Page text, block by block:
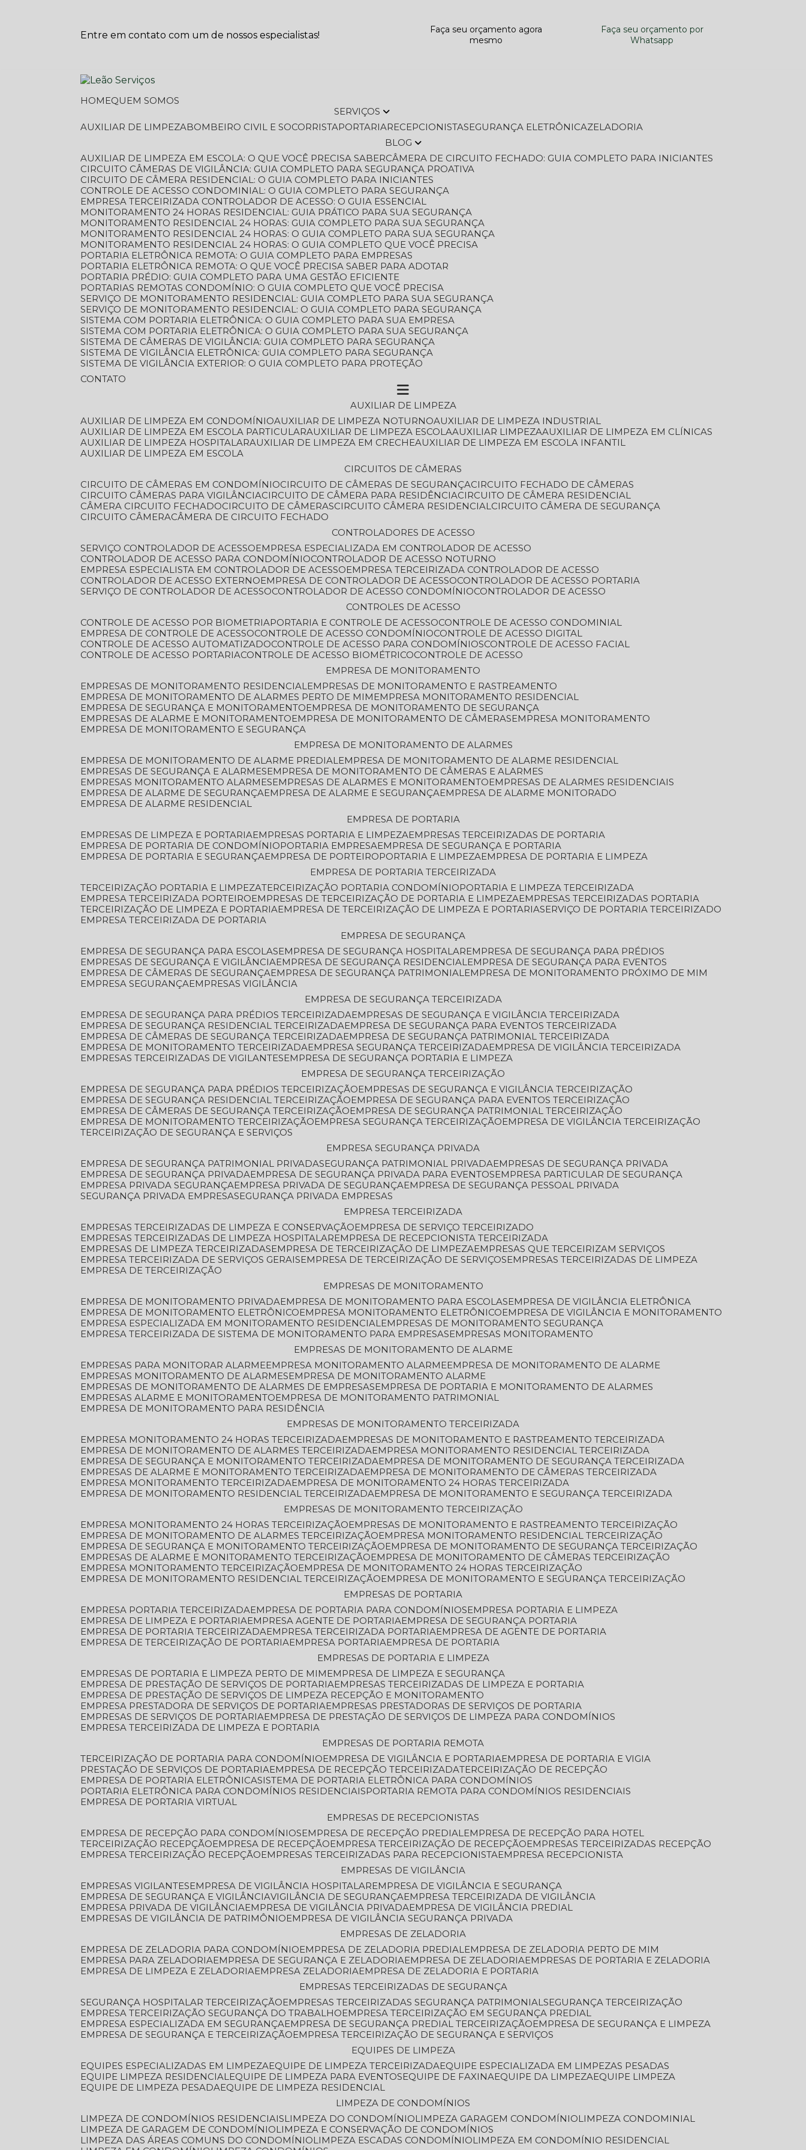
Entre em contato com um de nossos especialistas!
Faça seu orçamento agora
mesmo
Faça seu orçamento por
Whatsapp
HOME
QUEM SOMOS
SERVIÇOS
AUXILIAR DE LIMPEZA
BOMBEIRO CIVIL E SOCORRISTA PORTARIA RECEPCIONISTA SEGURANÇA ELETRÔNICA
ZELADORIA
BLOG
AUXILIAR DE LIMPEZA EM ESCOLA: O QUE VOCÊ PRECISA SABER
CÂMERA DE CIRCUITO FECHADO: GUIA COMPLETO PARA INICIANTES
CIRCUITO CÂMERAS DE VIGILÂNCIA: GUIA COMPLETO PARA SEGURANÇA PROATIVA
CIRCUITO DE CÂMERA RESIDENCIAL: O GUIA COMPLETO PARA INICIANTES
CONTROLE DE ACESSO CONDOMINIAL: O GUIA COMPLETO PARA SEGURANÇA
EMPRESA TERCEIRIZADA CONTROLADOR DE ACESSO: O GUIA ESSENCIAL
MONITORAMENTO 24 HORAS RESIDENCIAL: GUIA PRÁTICO PARA SUA SEGURANÇA
MONITORAMENTO RESIDENCIAL 24 HORAS: GUIA COMPLETO PARA SUA SEGURANÇA
MONITORAMENTO RESIDENCIAL 24 HORAS: O GUIA COMPLETO PARA SUA SEGURANÇA
MONITORAMENTO RESIDENCIAL 24 HORAS: O GUIA COMPLETO QUE VOCÊ PRECISA
PORTARIA ELETRÔNICA REMOTA: O GUIA COMPLETO PARA EMPRESAS
PORTARIA ELETRÔNICA REMOTA: O QUE VOCÊ PRECISA SABER PARA ADOTAR
PORTARIA PRÉDIO: GUIA COMPLETO PARA UMA GESTÃO EFICIENTE
PORTARIAS REMOTAS CONDOMÍNIO: O GUIA COMPLETO QUE VOCÊ PRECISA
SERVIÇO DE MONITORAMENTO RESIDENCIAL: GUIA COMPLETO PARA SUA SEGURANÇA
SERVIÇO DE MONITORAMENTO RESIDENCIAL: O GUIA COMPLETO PARA SEGURANÇA
SISTEMA COM PORTARIA ELETRÔNICA: O GUIA COMPLETO PARA SUA EMPRESA
SISTEMA COM PORTARIA ELETRÔNICA: O GUIA COMPLETO PARA SUA SEGURANÇA
SISTEMA DE CÂMERAS DE VIGILÂNCIA: GUIA COMPLETO PARA SEGURANÇA
SISTEMA DE VIGILÂNCIA ELETRÔNICA: GUIA COMPLETO PARA SEGURANÇA
SISTEMA DE VIGILÂNCIA EXTERIOR: O GUIA COMPLETO PARA PROTEÇÃO
CONTATO
AUXILIAR DE LIMPEZA
AUXILIAR DE LIMPEZA EM CONDOMÍNIO
AUXILIAR DE LIMPEZA NOTURNO
AUXILIAR DE LIMPEZA INDUSTRIAL
AUXILIAR DE LIMPEZA EM ESCOLA PARTICULAR
AUXILIAR DE LIMPEZA ESCOLA AUXILIAR LIMPEZA
AUXILIAR DE LIMPEZA EM CLÍNICAS
AUXILIAR DE LIMPEZA HOSPITALAR
AUXILIAR DE LIMPEZA EM CRECHE
AUXILIAR DE LIMPEZA EM ESCOLA INFANTIL
AUXILIAR DE LIMPEZA EM ESCOLA
CIRCUITOS DE CÂMERAS
CIRCUITO DE CÂMERAS EM CONDOMÍNIO
CIRCUITO DE CÂMERAS DE SEGURANÇA
CIRCUITO FECHADO DE CÂMERAS
CIRCUITO CÂMERAS PARA VIGILÂNCIA
CIRCUITO DE CÂMERA PARA RESIDÊNCIA
CIRCUITO DE CÂMERA RESIDENCIAL
CÂMERA CIRCUITO FECHADO
CIRCUITO DE CÂMERAS CIRCUITO CÂMERA RESIDENCIAL
CIRCUITO CÂMERA DE SEGURANÇA
CIRCUITO CÂMERA
CÂMERA DE CIRCUITO FECHADO
CONTROLADORES DE ACESSO
SERVIÇO CONTROLADOR DE ACESSO
EMPRESA ESPECIALIZADA EM CONTROLADOR DE ACESSO
CONTROLADOR DE ACESSO PARA CONDOMÍNIO
CONTROLADOR DE ACESSO NOTURNO
EMPRESA ESPECIALISTA EM CONTROLADOR DE ACESSO
EMPRESA TERCEIRIZADA CONTROLADOR DE ACESSO
CONTROLADOR DE ACESSO EXTERNO
EMPRESA DE CONTROLADOR DE ACESSO
CONTROLADOR DE ACESSO PORTARIA
SERVIÇO DE CONTROLADOR DE ACESSO
CONTROLADOR DE ACESSO CONDOMÍNIO
CONTROLADOR DE ACESSO
CONTROLES DE ACESSO
CONTROLE DE ACESSO POR BIOMETRIA
PORTARIA E CONTROLE DE ACESSO
CONTROLE DE ACESSO CONDOMINIAL
EMPRESA DE CONTROLE DE ACESSO
CONTROLE DE ACESSO CONDOMÍNIO
CONTROLE DE ACESSO DIGITAL
CONTROLE DE ACESSO AUTOMATIZADO
CONTROLE DE ACESSO PARA CONDOMÍNIOS
CONTROLE DE ACESSO FACIAL
CONTROLE DE ACESSO PORTARIA CONTROLE DE ACESSO BIOMÉTRICO
CONTROLE DE ACESSO
EMPRESA DE MONITORAMENTO
EMPRESAS DE MONITORAMENTO RESIDENCIAL
EMPRESAS DE MONITORAMENTO E RASTREAMENTO
EMPRESA DE MONITORAMENTO DE ALARMES PERTO DE MIM
EMPRESA MONITORAMENTO RESIDENCIAL
EMPRESA DE SEGURANÇA E MONITORAMENTO
EMPRESA DE MONITORAMENTO DE SEGURANÇA
EMPRESAS DE ALARME E MONITORAMENTO
EMPRESA DE MONITORAMENTO DE CÂMERAS
EMPRESA MONITORAMENTO
EMPRESA DE MONITORAMENTO E SEGURANÇA
EMPRESA DE MONITORAMENTO DE ALARMES
EMPRESA DE MONITORAMENTO DE ALARME PREDIAL
EMPRESA DE MONITORAMENTO DE ALARME RESIDENCIAL
EMPRESAS DE SEGURANÇA E ALARMES
EMPRESA DE MONITORAMENTO DE CÂMERAS E ALARMES
EMPRESAS MONITORAMENTO ALARMES
EMPRESAS DE ALARMES E MONITORAMENTO
EMPRESAS DE ALARMES RESIDENCIAIS
EMPRESA DE ALARME DE SEGURANÇA
EMPRESA DE ALARME E SEGURANÇA
EMPRESA DE ALARME MONITORADO
EMPRESA DE ALARME RESIDENCIAL
EMPRESA DE PORTARIA
EMPRESAS DE LIMPEZA E PORTARIA
EMPRESAS PORTARIA E LIMPEZA
EMPRESAS TERCEIRIZADAS DE PORTARIA
EMPRESA DE PORTARIA DE CONDOMÍNIO
PORTARIA EMPRESA
EMPRESA DE SEGURANÇA E PORTARIA
EMPRESA DE PORTARIA E SEGURANÇA
EMPRESA DE PORTEIRO PORTARIA E LIMPEZA
EMPRESA DE PORTARIA E LIMPEZA
EMPRESA DE PORTARIA TERCEIRIZADA
TERCEIRIZAÇÃO PORTARIA E LIMPEZA TERCEIRIZAÇÃO PORTARIA CONDOMÍNIO
PORTARIA E LIMPEZA TERCEIRIZADA
EMPRESA TERCEIRIZADA PORTEIRO
EMPRESAS DE TERCEIRIZAÇÃO DE PORTARIA E LIMPEZA
EMPRESAS TERCEIRIZADAS PORTARIA
TERCEIRIZAÇÃO DE LIMPEZA E PORTARIA
EMPRESA DE TERCEIRIZAÇÃO DE LIMPEZA E PORTARIA SERVIÇO DE PORTARIA TERCEIRIZADO
EMPRESA TERCEIRIZADA DE PORTARIA
EMPRESA DE SEGURANÇA
EMPRESA DE SEGURANÇA PARA ESCOLAS
EMPRESA DE SEGURANÇA HOSPITALAR
EMPRESA DE SEGURANÇA PARA PRÉDIOS
EMPRESAS DE SEGURANÇA E VIGILÂNCIA
EMPRESA DE SEGURANÇA RESIDENCIAL
EMPRESA DE SEGURANÇA PARA EVENTOS
EMPRESA DE CÂMERAS DE SEGURANÇA
EMPRESA DE SEGURANÇA PATRIMONIAL
EMPRESA DE MONITORAMENTO PRÓXIMO DE MIM
EMPRESA SEGURANÇA
EMPRESAS VIGILÂNCIA
EMPRESA DE SEGURANÇA TERCEIRIZADA
EMPRESA DE SEGURANÇA PARA PRÉDIOS TERCEIRIZADA
EMPRESAS DE SEGURANÇA E VIGILÂNCIA TERCEIRIZADA
EMPRESA DE SEGURANÇA RESIDENCIAL TERCEIRIZADA
EMPRESA DE SEGURANÇA PARA EVENTOS TERCEIRIZADA
EMPRESA DE CÂMERAS DE SEGURANÇA TERCEIRIZADA
EMPRESA DE SEGURANÇA PATRIMONIAL TERCEIRIZADA
EMPRESA DE MONITORAMENTO TERCEIRIZADA
EMPRESA SEGURANÇA TERCEIRIZADA
EMPRESA DE VIGILÂNCIA TERCEIRIZADA
EMPRESAS TERCEIRIZADAS DE VIGILANTES
EMPRESA DE SEGURANÇA PORTARIA E LIMPEZA
EMPRESA DE SEGURANÇA TERCEIRIZAÇÃO
EMPRESA DE SEGURANÇA PARA PRÉDIOS TERCEIRIZAÇÃO
EMPRESAS DE SEGURANÇA E VIGILÂNCIA TERCEIRIZAÇÃO
EMPRESA DE SEGURANÇA RESIDENCIAL TERCEIRIZAÇÃO
EMPRESA DE SEGURANÇA PARA EVENTOS TERCEIRIZAÇÃO
EMPRESA DE CÂMERAS DE SEGURANÇA TERCEIRIZAÇÃO
EMPRESA DE SEGURANÇA PATRIMONIAL TERCEIRIZAÇÃO
EMPRESA DE MONITORAMENTO TERCEIRIZAÇÃO
EMPRESA SEGURANÇA TERCEIRIZAÇÃO
EMPRESA DE VIGILÂNCIA TERCEIRIZAÇÃO
TERCEIRIZAÇÃO DE SEGURANÇA E SERVIÇOS
EMPRESA SEGURANÇA PRIVADA
EMPRESA DE SEGURANÇA PATRIMONIAL PRIVADA SEGURANÇA PATRIMONIAL PRIVADA
EMPRESAS DE SEGURANÇA PRIVADA
EMPRESA DE SEGURANÇA PRIVADA
EMPRESA DE SEGURANÇA PRIVADA PARA EVENTOS
EMPRESA PARTICULAR DE SEGURANÇA
EMPRESA PRIVADA SEGURANÇA
EMPRESA PRIVADA DE SEGURANÇA
EMPRESA DE SEGURANÇA PESSOAL PRIVADA
SEGURANÇA PRIVADA EMPRESA SEGURANÇA PRIVADA EMPRESAS
EMPRESA TERCEIRIZADA
EMPRESAS TERCEIRIZADAS DE LIMPEZA E CONSERVAÇÃO
EMPRESA DE SERVIÇO TERCEIRIZADO
EMPRESAS TERCEIRIZADAS DE LIMPEZA HOSPITALAR
EMPRESA DE RECEPCIONISTA TERCEIRIZADA
EMPRESAS DE LIMPEZA TERCEIRIZADAS
EMPRESA DE TERCEIRIZAÇÃO DE LIMPEZA
EMPRESAS QUE TERCEIRIZAM SERVIÇOS
EMPRESA TERCEIRIZADA DE SERVIÇOS GERAIS
EMPRESA DE TERCEIRIZAÇÃO DE SERVIÇOS
EMPRESAS TERCEIRIZADAS DE LIMPEZA
EMPRESA DE TERCEIRIZAÇÃO
EMPRESAS DE MONITORAMENTO
EMPRESA DE MONITORAMENTO PRIVADA
EMPRESA DE MONITORAMENTO PARA ESCOLAS
EMPRESA DE VIGILÂNCIA ELETRÔNICA
EMPRESA DE MONITORAMENTO ELETRÔNICO
EMPRESA MONITORAMENTO ELETRÔNICO
EMPRESA DE VIGILÂNCIA E MONITORAMENTO
EMPRESA ESPECIALIZADA EM MONITORAMENTO RESIDENCIAL
EMPRESAS DE MONITORAMENTO SEGURANÇA
EMPRESA TERCEIRIZADA DE SISTEMA DE MONITORAMENTO PARA EMPRESAS
EMPRESAS MONITORAMENTO
EMPRESAS DE MONITORAMENTO DE ALARME
EMPRESAS PARA MONITORAR ALARME
EMPRESA MONITORAMENTO ALARME
EMPRESA DE MONITORAMENTO DE ALARME
EMPRESAS MONITORAMENTO DE ALARMES
EMPRESA DE MONITORAMENTO ALARME
EMPRESAS DE MONITORAMENTO DE ALARMES DE EMPRESAS
EMPRESA DE PORTARIA E MONITORAMENTO DE ALARMES
EMPRESAS ALARME E MONITORAMENTO
EMPRESA DE MONITORAMENTO PATRIMONIAL
EMPRESA DE MONITORAMENTO PARA RESIDÊNCIA
EMPRESAS DE MONITORAMENTO TERCEIRIZADA
EMPRESA MONITORAMENTO 24 HORAS TERCEIRIZADA
EMPRESAS DE MONITORAMENTO E RASTREAMENTO TERCEIRIZADA
EMPRESA DE MONITORAMENTO DE ALARMES TERCEIRIZADA
EMPRESA MONITORAMENTO RESIDENCIAL TERCEIRIZADA
EMPRESA DE SEGURANÇA E MONITORAMENTO TERCEIRIZADA
EMPRESA DE MONITORAMENTO DE SEGURANÇA TERCEIRIZADA
EMPRESAS DE ALARME E MONITORAMENTO TERCEIRIZADA
EMPRESA DE MONITORAMENTO DE CÂMERAS TERCEIRIZADA
EMPRESA MONITORAMENTO TERCEIRIZADA
EMPRESA DE MONITORAMENTO 24 HORAS TERCEIRIZADA
EMPRESA DE MONITORAMENTO RESIDENCIAL TERCEIRIZADA
EMPRESA DE MONITORAMENTO E SEGURANÇA TERCEIRIZADA
EMPRESAS DE MONITORAMENTO TERCEIRIZAÇÃO
EMPRESA MONITORAMENTO 24 HORAS TERCEIRIZAÇÃO
EMPRESAS DE MONITORAMENTO E RASTREAMENTO TERCEIRIZAÇÃO
EMPRESA DE MONITORAMENTO DE ALARMES TERCEIRIZAÇÃO
EMPRESA MONITORAMENTO RESIDENCIAL TERCEIRIZAÇÃO
EMPRESA DE SEGURANÇA E MONITORAMENTO TERCEIRIZAÇÃO
EMPRESA DE MONITORAMENTO DE SEGURANÇA TERCEIRIZAÇÃO
EMPRESAS DE ALARME E MONITORAMENTO TERCEIRIZAÇÃO
EMPRESA DE MONITORAMENTO DE CÂMERAS TERCEIRIZAÇÃO
EMPRESA MONITORAMENTO TERCEIRIZAÇÃO
EMPRESA DE MONITORAMENTO 24 HORAS TERCEIRIZAÇÃO
EMPRESA DE MONITORAMENTO RESIDENCIAL TERCEIRIZAÇÃO
EMPRESA DE MONITORAMENTO E SEGURANÇA TERCEIRIZAÇÃO
EMPRESAS DE PORTARIA
EMPRESA PORTARIA TERCEIRIZADA
EMPRESA DE PORTARIA PARA CONDOMÍNIOS
EMPRESA PORTARIA E LIMPEZA
EMPRESA DE LIMPEZA E PORTARIA
EMPRESA AGENTE DE PORTARIA
EMPRESA DE SEGURANÇA PORTARIA
EMPRESA DE PORTARIA TERCEIRIZADA
EMPRESA TERCEIRIZADA PORTARIA
EMPRESA DE AGENTE DE PORTARIA
EMPRESA DE TERCEIRIZAÇÃO DE PORTARIA
EMPRESA PORTARIA
EMPRESA DE PORTARIA
EMPRESAS DE PORTARIA E LIMPEZA
EMPRESAS DE PORTARIA E LIMPEZA PERTO DE MIM
EMPRESA DE LIMPEZA E SEGURANÇA
EMPRESA DE PRESTAÇÃO DE SERVIÇOS DE PORTARIA
EMPRESAS TERCEIRIZADAS DE LIMPEZA E PORTARIA
EMPRESA DE PRESTAÇÃO DE SERVIÇOS DE LIMPEZA RECEPÇÃO E MONITORAMENTO
EMPRESA PRESTADORA DE SERVIÇOS DE PORTARIA
EMPRESAS PRESTADORAS DE SERVIÇOS DE PORTARIA
EMPRESAS DE SERVIÇOS DE PORTARIA
EMPRESA DE PRESTAÇÃO DE SERVIÇOS DE LIMPEZA PARA CONDOMÍNIOS
EMPRESA TERCEIRIZADA DE LIMPEZA E PORTARIA
EMPRESAS DE PORTARIA REMOTA
TERCEIRIZAÇÃO DE PORTARIA PARA CONDOMÍNIO
EMPRESA DE VIGILÂNCIA E PORTARIA
EMPRESA DE PORTARIA E VIGIA
PRESTAÇÃO DE SERVIÇOS DE PORTARIA
EMPRESA DE RECEPÇÃO TERCEIRIZADA TERCEIRIZAÇÃO DE RECEPÇÃO
EMPRESA DE PORTARIA ELETRÔNICA SISTEMA DE PORTARIA ELETRÔNICA PARA CONDOMÍNIOS
PORTARIA ELETRÔNICA PARA CONDOMÍNIOS RESIDENCIAIS
PORTARIA REMOTA PARA CONDOMÍNIOS RESIDENCIAIS
EMPRESA DE PORTARIA VIRTUAL
EMPRESAS DE RECEPCIONISTAS
EMPRESA DE RECEPÇÃO PARA CONDOMÍNIOS
EMPRESA DE RECEPÇÃO PREDIAL
EMPRESA DE RECEPÇÃO PARA HOTEL
TERCEIRIZAÇÃO RECEPÇÃO
EMPRESA DE RECEPÇÃO EMPRESA TERCEIRIZAÇÃO DE RECEPÇÃO
EMPRESAS TERCEIRIZADAS RECEPÇÃO
EMPRESA TERCEIRIZAÇÃO RECEPÇÃO
EMPRESAS TERCEIRIZADAS PARA RECEPCIONISTA
EMPRESA RECEPCIONISTA
EMPRESAS DE VIGILÂNCIA
EMPRESAS VIGILANTES
EMPRESA DE VIGILÂNCIA HOSPITALAR
EMPRESA DE VIGILÂNCIA E SEGURANÇA
EMPRESA DE SEGURANÇA E VIGILÂNCIA VIGILÂNCIA DE SEGURANÇA
EMPRESA TERCEIRIZADA DE VIGILÂNCIA
EMPRESA PRIVADA DE VIGILÂNCIA
EMPRESA DE VIGILÂNCIA PRIVADA
EMPRESA DE VIGILÂNCIA PREDIAL
EMPRESAS DE VIGILÂNCIA DE PATRIMÔNIO
EMPRESA DE VIGILÂNCIA SEGURANÇA PRIVADA
EMPRESAS DE ZELADORIA
EMPRESA DE ZELADORIA PARA CONDOMÍNIO
EMPRESA DE ZELADORIA PREDIAL
EMPRESA DE ZELADORIA PERTO DE MIM
EMPRESA PARA ZELADORIA
EMPRESA DE SEGURANÇA E ZELADORIA EMPRESA DE ZELADORIA
EMPRESAS DE PORTARIA E ZELADORIA
EMPRESA DE LIMPEZA E ZELADORIA
EMPRESA ZELADORIA
EMPRESA DE ZELADORIA E PORTARIA
EMPRESAS TERCEIRIZADAS DE SEGURANÇA
SEGURANÇA HOSPITALAR TERCEIRIZAÇÃO
EMPRESAS TERCEIRIZADAS SEGURANÇA PATRIMONIAL SEGURANÇA TERCEIRIZAÇÃO
EMPRESA TERCEIRIZAÇÃO SEGURANÇA DO TRABALHO
EMPRESA TERCEIRIZAÇÃO EM SEGURANÇA PREDIAL
EMPRESA ESPECIALIZADA EM SEGURANÇA
EMPRESA DE SEGURANÇA PREDIAL TERCEIRIZAÇÃO
EMPRESA DE SEGURANÇA E LIMPEZA
EMPRESA DE SEGURANÇA E TERCEIRIZAÇÃO
EMPRESA TERCEIRIZAÇÃO DE SEGURANÇA E SERVIÇOS
EQUIPES DE LIMPEZA
EQUIPES ESPECIALIZADAS EM LIMPEZA EQUIPE DE LIMPEZA TERCEIRIZADA EQUIPE ESPECIALIZADA EM LIMPEZAS PESADAS
EQUIPE LIMPEZA RESIDENCIAL EQUIPE DE LIMPEZA PARA EVENTOS EQUIPE DE FAXINA EQUIPE DA LIMPEZA EQUIPE LIMPEZA
EQUIPE DE LIMPEZA PESADA EQUIPE DE LIMPEZA RESIDENCIAL
LIMPEZA DE CONDOMÍNIOS
LIMPEZA DE CONDOMÍNIOS RESIDENCIAIS
LIMPEZA DO CONDOMÍNIO LIMPEZA GARAGEM CONDOMÍNIO
LIMPEZA CONDOMINIAL
LIMPEZA DE GARAGEM DE CONDOMÍNIO
LIMPEZA E CONSERVAÇÃO DE CONDOMÍNIOS
LIMPEZA DAS ÁREAS COMUNS DO CONDOMÍNIO
LIMPEZA ESCADAS CONDOMÍNIO
LIMPEZA EM CONDOMÍNIO RESIDENCIAL